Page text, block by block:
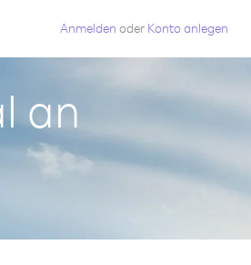
Anmelden oder Konto anlegen
an